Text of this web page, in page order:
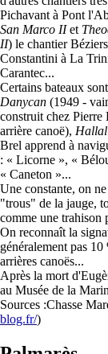
Pichavant à Pont
San Marco IIet
II) le chantier
Constantini à La
Carantec...
Certains bateaux
Danycan (1949 -
construit chez Pierre
arrière canoë),
Brel apprend à
: « Licorne », «
« Caneton »...
Une constante, on
"trous" de la jauge,
comme une trahison
On reconnaît la
généralement pas
arrières canoës...
Après la mort
au Musée de la
Sources :Chasse
blog.fr/)